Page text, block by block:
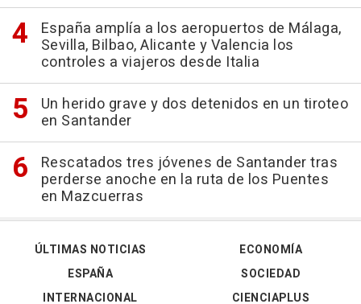
España amplía a los aeropuertos de Málaga,
Sevilla, Bilbao, Alicante y Valencia los
controles a viajeros desde Italia
Un herido grave y dos detenidos en un tiroteo
en Santander
Rescatados tres jóvenes de Santander tras
perderse anoche en la ruta de los Puentes
en Mazcuerras
ÚLTIMAS NOTICIAS
ESPAÑA
INTERNACIONAL
ECONOMÍA
SOCIEDAD
CIENCIAPLUS